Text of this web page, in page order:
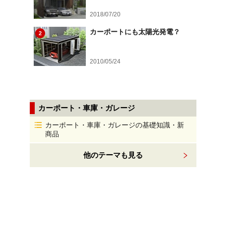
2018/07/20
2 カーポートにも太陽光発電？
2010/05/24
カーポート・車庫・ガレージ
カーポート・車庫・ガレージの基礎知識・新
商品
他のテーマも見る